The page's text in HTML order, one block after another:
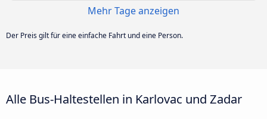
Mehr Tage anzeigen
Der Preis gilt für eine einfache Fahrt und eine Person.
Alle Bus-Haltestellen in Karlovac und Zadar